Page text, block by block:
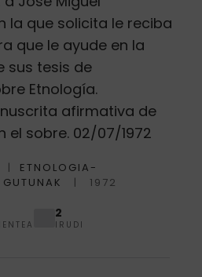
la que solicita le reciba
que le ayude en la
sus tesis de
Etnología.
afirmativa de
el sobre. 02/07/1972
ETNOLOGIA-
GUTUNAK 1972
2
IRUDI